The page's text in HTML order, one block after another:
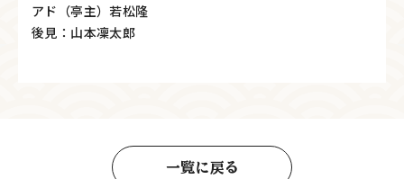
アド（亭主）若松隆
後見：山本凜太郎
一覧に戻る